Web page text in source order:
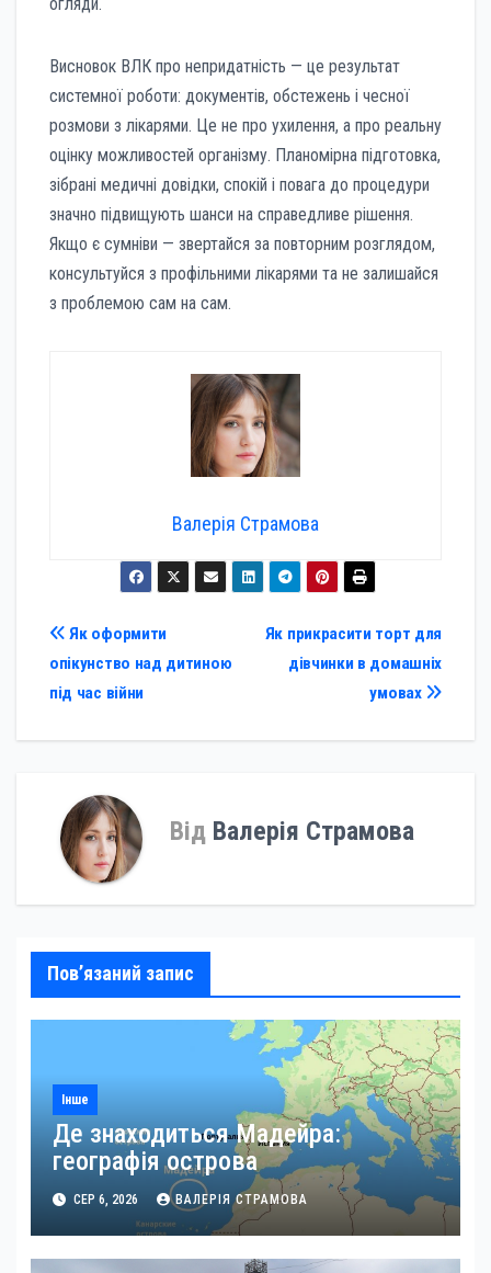
Висновок ВЛК про непридатність — це результат
системної роботи: документів, обстежень і чесної
розмови з лікарями. Це не про ухилення, а про реальну
оцінку можливостей організму. Планомірна підготовка,
зібрані медичні довідки, спокій і повага до процедури
значно підвищують шанси на справедливе рішення.
Якщо є сумніви — звертайся за повторним розглядом,
консультуйся з профільними лікарями та не залишайся
з проблемою сам на сам.
Валерія Страмова
Навігація
записів
Як прикрасити торт для
дівчинки в домашніх
умовах
Як оформити
опікунство над дитиною
під час війни
Від Валерія Страмова
Пов’язаний запис
Інше
Де знаходиться Мадейра:
географія острова
СЕР 6, 2026 ВАЛЕРІЯ СТРАМОВА